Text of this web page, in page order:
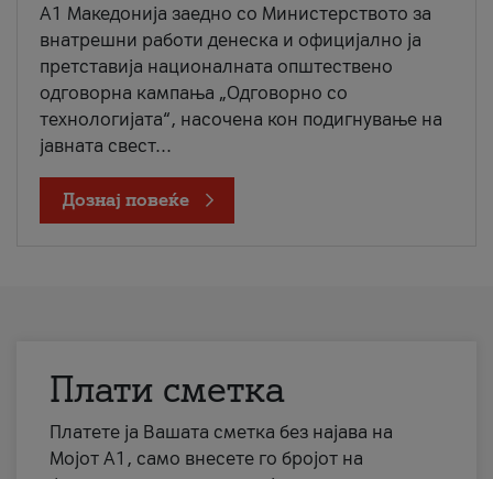
A1 Македонија заедно со Министерството за
внатрешни работи денеска и официјално ја
претставија националната општествено
одговорна кампања „Одговорно со
технологијата“, насочена кон подигнување на
јавната свест...
Дознај повеќе
Плати сметка
Платете ја Вашата сметка без најава на
Мојот А1, само внесете го бројот на